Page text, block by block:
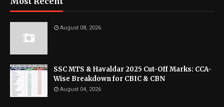
August 08, 2026
SSC MTS & Havaldar 2025 Cut-Off Marks: CCA-
Wise Breakdown for CBIC & CBN
August 04, 2026